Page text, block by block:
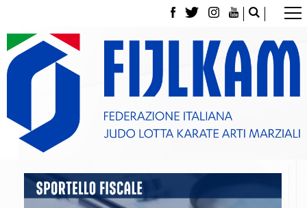
La Federazione
Tesseramento
Contatti
Norme e modulistica Affiliazioni e Tesseramenti
Classifica Società Sportive con più di 100 atleti
tesserati
Gare e Risultati
Archivio eventi
Dove siamo